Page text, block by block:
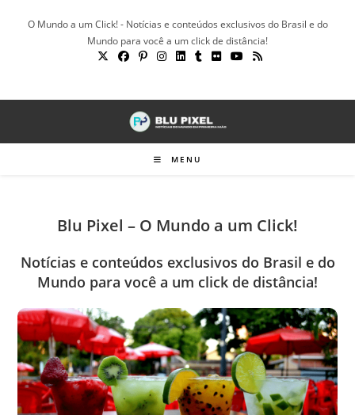
O Mundo a um Click! - Notícias e conteúdos exclusivos do Brasil e do
Mundo para você a um click de distância!
MENU
Blu Pixel – O Mundo a um Click!
Notícias e conteúdos exclusivos do Brasil e do
Mundo para você a um click de distância!